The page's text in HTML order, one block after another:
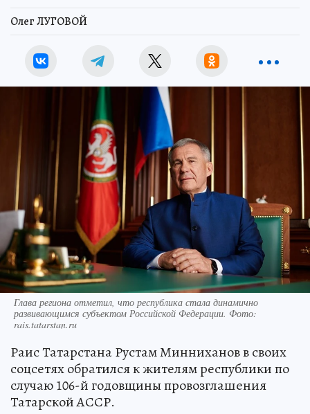
Олег ЛУГОВОЙ
Глава региона отметил, что республика стала динамично
развивающимся субъектом Российской Федерации. Фото:
rais.tatarstan.ru
Раис Татарстана Рустам Минниханов в своих
соцсетях обратился к жителям республики по
случаю 106-й годовщины провозглашения
Татарской АССР.